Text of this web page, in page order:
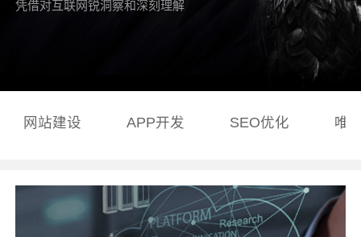
凭借对互联网锐洞察和深刻理解
网站建设 APP开发 SEO优化 唯